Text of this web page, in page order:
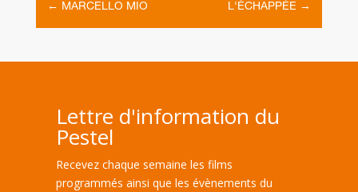
← MARCELLO MIO L'ÉCHAPPÉE →
Lettre d'information du
Pestel
Recevez chaque semaine les films
programmés ainsi que les évènements du